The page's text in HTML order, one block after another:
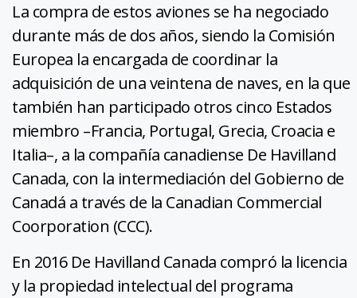
La compra de estos aviones se ha negociado
durante más de dos años, siendo la Comisión
Europea la encargada de coordinar la
adquisición de una veintena de naves, en la que
también han participado otros cinco Estados
miembro –Francia, Portugal, Grecia, Croacia e
Italia–, a la compañía canadiense De Havilland
Canada, con la intermediación del Gobierno de
Canadá a través de la Canadian Commercial
Coorporation (CCC).
En 2016 De Havilland Canada compró la licencia
y la propiedad intelectual del programa